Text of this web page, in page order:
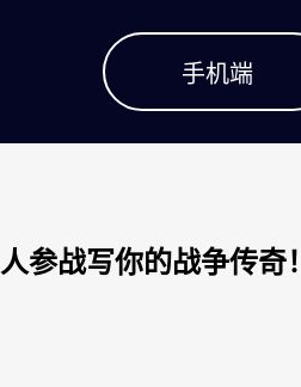
手机端
参战写你的战争传奇！